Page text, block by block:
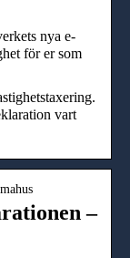
nya e-
för er som
vart
–